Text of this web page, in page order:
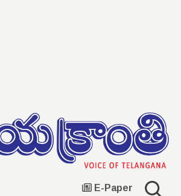
E-Paper